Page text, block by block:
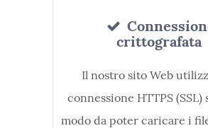
crittografata
Il nostro sito Web
connessione HTTPS
modo da poter caricare i